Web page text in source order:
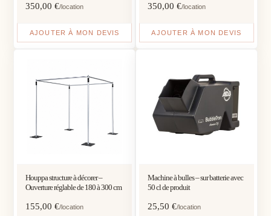
350,00€/location
AJOUTER À MON DEVIS
350,00 €/location
AJOUTER À MON DEVIS
Houppa structure à décorer –
Ouverture réglable de 180 à 300 cm
155,00€/location
Machine à bulles – sur batterie avec
50 cl de produit
25,50 €/location